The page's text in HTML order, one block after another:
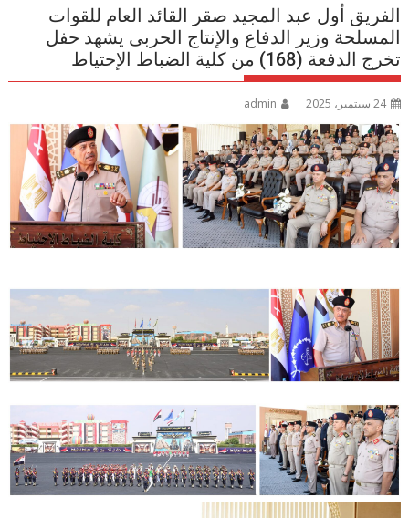
الفريق أول عبد المجيد صقر القائد العام للقوات
المسلحة وزير الدفاع والإنتاج الحربى يشهد حفل
تخرج الدفعة (168) من كلية الضباط الإحتياط
24 سبتمبر، 2025 admin